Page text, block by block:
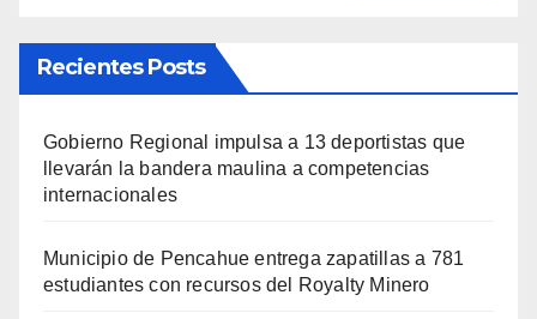
Recientes Posts
Gobierno Regional impulsa a 13 deportistas que
llevarán la bandera maulina a competencias
internacionales
Municipio de Pencahue entrega zapatillas a 781
estudiantes con recursos del Royalty Minero